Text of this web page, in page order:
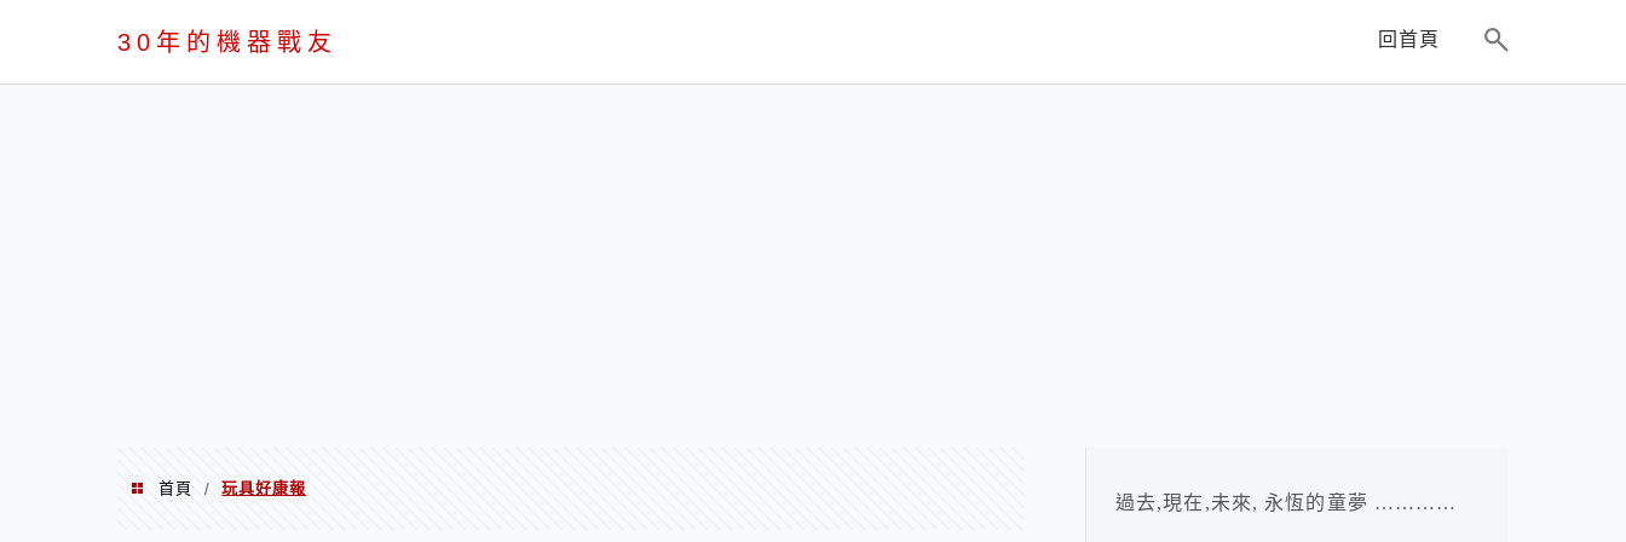
30年的機器戰友 回首頁
首頁 / 玩具好康報
過去,現在,未來, 永恆的童夢 …………